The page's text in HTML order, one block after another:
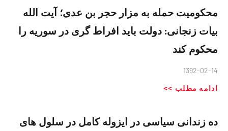
محکومیت حمله به مزار حجر بن عدی؛ آیت الله
بیات زنجانی: دولت باید افراط گری در سوریه را
محکوم کند
1392-02-14
ادامه مطلب >>
ده زندانی سیاسی در ایزوله کامل در سلول های